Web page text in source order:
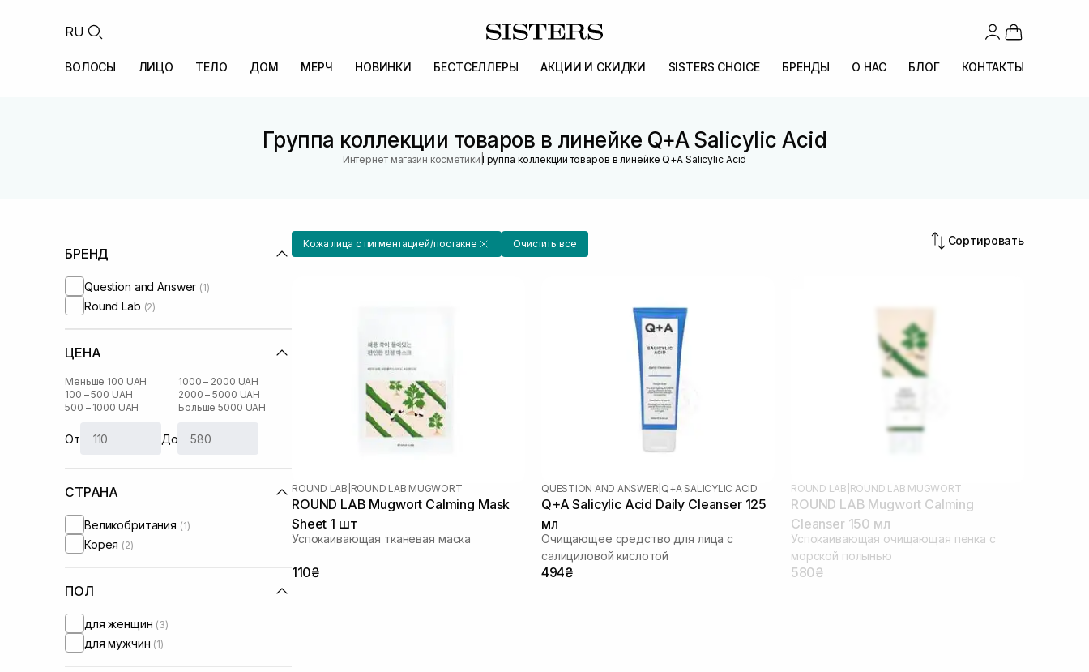
RU
ВОЛОСЫ ЛИЦО ТЕЛО ДОМ МЕРЧ НОВИНКИ БЕСТСЕЛЛЕРЫ АКЦИИ И СКИДКИ SISTERS CHOICE БРЕНДЫ О НАС БЛОГ КОНТАКТЫ
Группа коллекции товаров в линейке Q+A Salicylic Acid
Интернет магазин косметики |Группа коллекции товаров в линейке Q+A Salicylic Acid
БРЕНД
Question and Answer (1)
Round Lab (2)
ЦЕНА
Меньше 100 UAH
100 – 500 UAH
500 – 1000 UAH
1000 – 2000 UAH
2000 – 5000 UAH
Больше 5000 UAH
От До
СТРАНА
Великобритания (1)
Корея (2)
ПОЛ
для женщин (3)
для мужчин (1)
Кожа лица с пигментацией/постакне Очистить все Сортировать
ROUND LAB ROUND LAB MUGWORT
ROUND LAB Mugwort Calming Mask
Sheet 1 шт
Успокаивающая тканевая маска
110₴
QUESTION AND ANSWER Q+A SALICYLIC ACID
Q+A Salicylic Acid Daily Cleanser 125
мл
Очищающее средство для лица с
салициловой кислотой
494₴
ROUND LAB ROUND LAB MUGWORT
ROUND LAB Mugwort Calming
Cleanser 150 мл
Успокаивающая очищающая пенка с
морской полынью
580₴